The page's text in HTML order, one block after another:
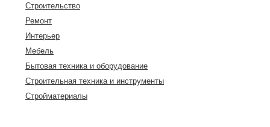
Строительство
Ремонт
Интерьер
Мебель
Бытовая техника и оборудование
Строительная техника и инструменты
Стройматериалы